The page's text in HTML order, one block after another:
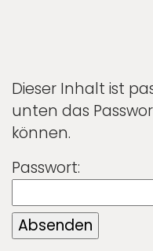
Dieser Inhalt ist
unten das
können.
Passwort: